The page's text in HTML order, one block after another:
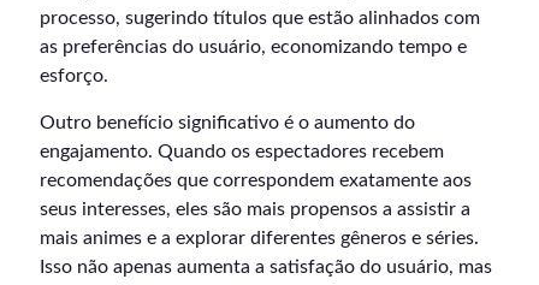
processo, sugerindo títulos que estão alinhados com
as preferências do usuário, economizando tempo e
esforço.
Outro benefício significativo é o aumento do
engajamento. Quando os espectadores recebem
recomendações que correspondem exatamente aos
seus interesses, eles são mais propensos a assistir a
mais animes e a explorar diferentes gêneros e séries.
Isso não apenas aumenta a satisfação do usuário, mas